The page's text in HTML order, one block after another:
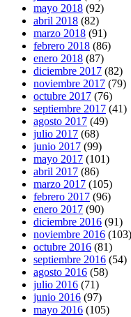
mayo 2018 (92)
abril 2018 (82)
marzo 2018 (91)
febrero 2018 (86)
enero 2018 (87)
diciembre 2017 (82)
noviembre 2017 (79)
octubre 2017 (76)
septiembre 2017 (41)
agosto 2017 (49)
julio 2017 (68)
junio 2017 (99)
mayo 2017 (101)
abril 2017 (86)
marzo 2017 (105)
febrero 2017 (96)
enero 2017 (90)
diciembre 2016 (91)
noviembre 2016 (103)
octubre 2016 (81)
septiembre 2016 (54)
agosto 2016 (58)
julio 2016 (71)
junio 2016 (97)
mayo 2016 (105)